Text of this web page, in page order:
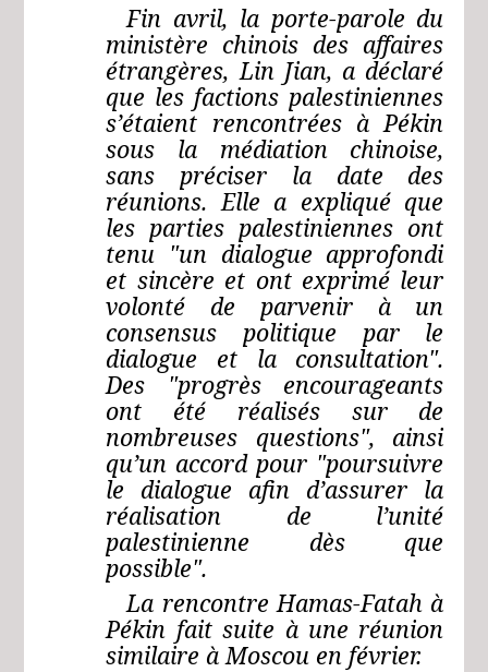
Fin avril, la porte-parole du
ministère chinois des affaires
étrangères, Lin Jian, a déclaré
que les factions palestiniennes
s’étaient rencontrées à Pékin
sous la médiation chinoise,
sans préciser la date des
réunions. Elle a expliqué que
les parties palestiniennes ont
tenu "un dialogue approfondi
et sincère et ont exprimé leur
volonté de parvenir à un
consensus politique par le
dialogue et la consultation".
Des "progrès encourageants
ont été réalisés sur de
nombreuses questions", ainsi
qu’un accord pour "poursuivre
le dialogue afin d’assurer la
réalisation de l’unité
palestinienne dès que
possible".
La rencontre Hamas-Fatah à
Pékin fait suite à une réunion
similaire à Moscou en février.